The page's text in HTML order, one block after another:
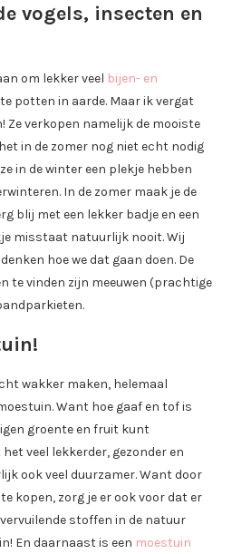
vogels, insecten en
om lekker veel bijen- en
te potten in aarde. Maar ik vergat
Ze verkopen namelijk de mooiste
in de zomer nog niet echt nodig
in de winter een plekje hebben
In de zomer maak je de
blij met een lekker badje en een
misstaat natuurlijk nooit. Wij
hoe we dat gaan doen. De
te vinden zijn meeuwen (prachtige
wakker maken, helemaal
Want hoe gaaf en tof is
groente en fruit kunt
veel lekkerder, gezonder en
ook veel duurzamer. Want door
kopen, zorg je er ook voor dat er
stoffen in de natuur
En daarnaast is een moestuin